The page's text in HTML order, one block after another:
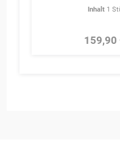
Inhalt 1
159,90